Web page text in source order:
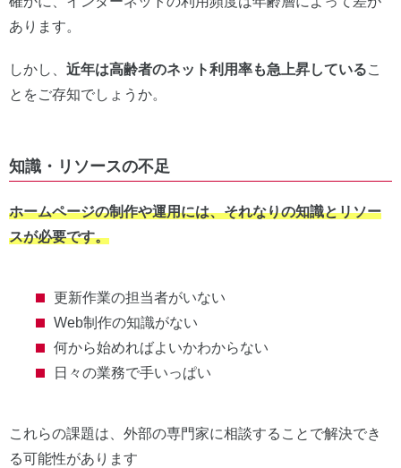
あります。
しかし、 近年は高齢者のネット利用率も急上昇しているこ
とをご存知でしょうか。
知識・リソースの不足
ホームページの制作や運用には、それなりの知識とリソー
スが必要です。
更新作業の担当者がいない
Web制作の知識がない
何から始めればよいかわからない
日々の業務で手いっぱい
これらの課題は、外部の専門家に相談することで解決でき
る可能性があります